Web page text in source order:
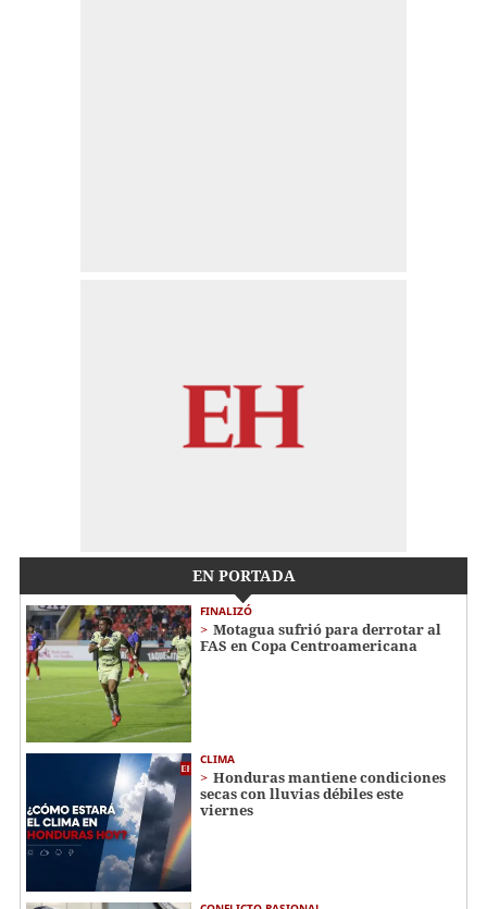
EN PORTADA
FINALIZÓ
Motagua sufrió para derrotar al
FAS en Copa Centroamericana
CLIMA
Honduras mantiene condiciones
secas con lluvias débiles este
viernes